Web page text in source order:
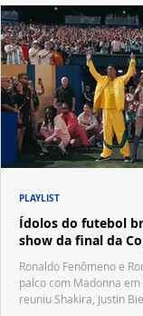
Ídolos do futebol
show da final da
Ronaldo Fenômeno e
palco com Madonna
reuniu Shakira, Justin
PLAYLIST